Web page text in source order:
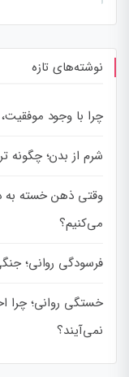
نوشته‌های تازه
چرا با وجود
شرم از بدن؛ چگونه
وقتی ذهن خسته به
می‌کنیم؟
فرسودگی روانی؛
خستگی روانی؛ چرا
نمی‌آیند؟